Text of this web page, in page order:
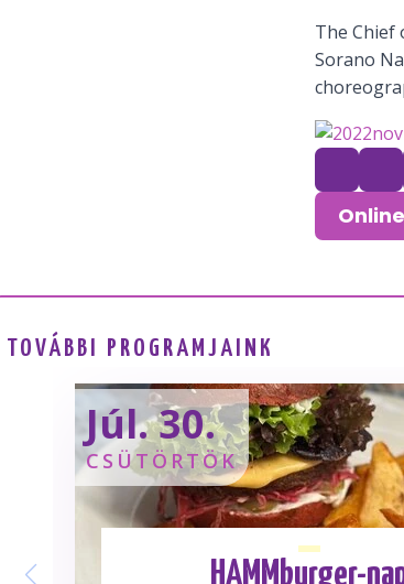
The Chief
Sorano
TOVÁBBI PROGRAMJAINK
Júl. 30.
CSÜTÖRTÖK
HAMMburger-